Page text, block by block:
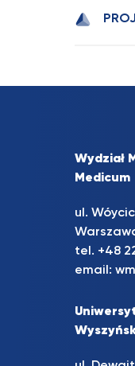
Wydział
Medicum
ul.
tel. +48
email: